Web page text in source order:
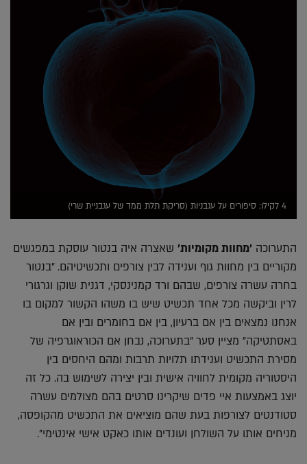
4 לקילו: סיפורים על עגבניות (סריקת תלת ממד של עגבניית שרי)
התערוכה 'מחוות מקומיות' שאצרה איה בנטור עוסקת במפגשים
מקוריים בין מחוות גוף וענידה לבין צורפים ותכשיטיהם. "בנטור
בחרה עשרה צורפים, שבהם ורד קמנינסקי, דגנית שוקן וגרגורי
לרין וביקשה מכל אחד תכשיט שיש בו משהו הקשור למקום בו
אנחנו נמצאים בין אם ברעיון, בין אם בחומרים ובין אם
באסתטיקה" מציין סער "בתערוכה, נבחן אם הכוראוגרפיה של
מסירת התכשיט וענידתו תלויות תרבות ומהם היחסים בין
היסטוריה מקומית לחוויה אישית ובין יצירה לשימוש בה. כל זה
יוצג באמצעות איי פדים שיקרינו סרטים בהם מצולמים עשרה
סטודנטים לצורפות בעת שהם מוציאים את התכשיט מהקופסה,
מניחים אותו על השולחן ועונדים אותו כאקט אישי אינטימי".